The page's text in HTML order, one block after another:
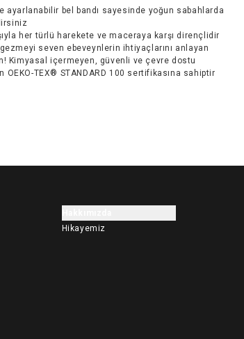
ayarlanabilir bel bandı sayesinde yoğun sabahlarda
her türlü harekete ve maceraya karşı dirençlidir
seven ebeveynlerin ihtiyaçlarını anlayan
Kimyasal içermeyen, güvenli ve çevre dostu
TEX® STANDARD 100 sertifikasına sahiptir
Hikayemiz